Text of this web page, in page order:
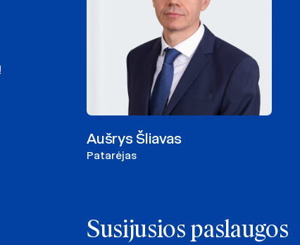
Aušrys Šliavas
Patarėjas
Susijusios paslaugos